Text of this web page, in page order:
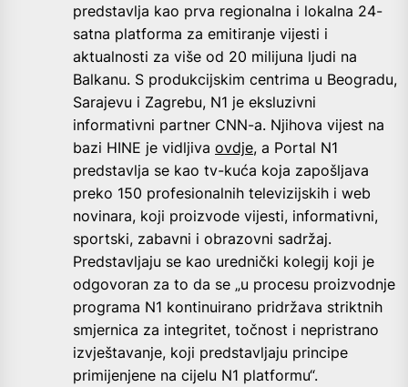
predstavlja kao prva regionalna i lokalna 24-
satna platforma za emitiranje vijesti i
aktualnosti za više od 20 milijuna ljudi na
Balkanu. S produkcijskim centrima u Beogradu,
Sarajevu i Zagrebu, N1 je eksluzivni
informativni partner CNN-a. Njihova vijest na
bazi HINE je vidljiva ovdje, a Portal N1
predstavlja se kao tv-kuća koja zapošljava
preko 150 profesionalnih televizijskih i web
novinara, koji proizvode vijesti, informativni,
sportski, zabavni i obrazovni sadržaj.
Predstavljaju se kao urednički kolegij koji je
odgovoran za to da se „u procesu proizvodnje
programa N1 kontinuirano pridržava striktnih
smjernica za integritet, točnost i nepristrano
izvještavanje, koji predstavljaju principe
primijenjene na cijelu N1 platformu“.